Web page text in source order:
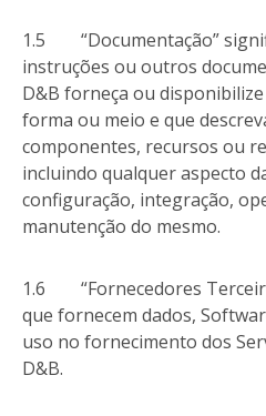
1.5 “Documentação”
instruções ou outros
D&B forneça ou
forma ou meio e que
componentes, recursos ou
incluindo qualquer aspecto
configuração, integração,
manutenção do mesmo.
1.6 “Fornecedores
que fornecem dados,
uso no fornecimento dos
D&B.